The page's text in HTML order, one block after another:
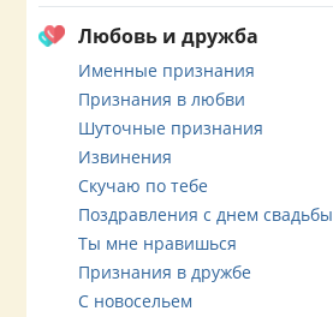
Любовь и дружба
Именные признания
Признания в любви
Шуточные признания
Извинения
Скучаю по тебе
Поздравления с днем свадьбы
Ты мне нравишься
Признания в дружбе
С новосельем